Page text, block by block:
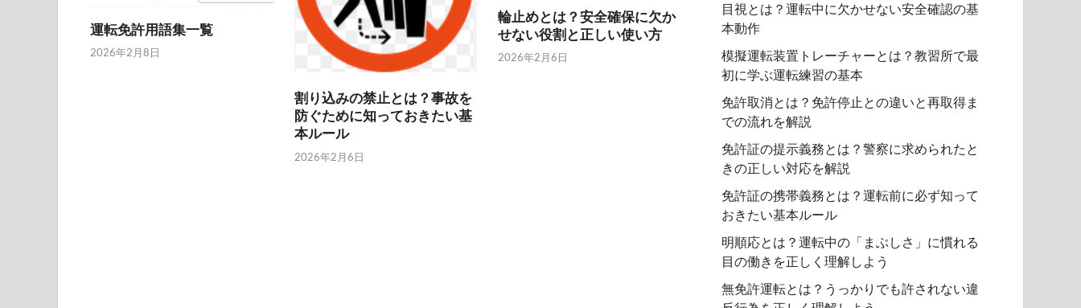
運転免許用語集一覧
2026年2月8日
割り込みの禁止とは？事故を
防ぐために知っておきたい基
本ルール
2026年2月6日
輪止めとは？安全確保に欠か
せない役割と正しい使い方
2026年2月6日
目視とは？運転中に欠かせない安全確認の基
本動作
模擬運転装置トレーチャーとは？教習所で最
初に学ぶ運転練習の基本
免許取消とは？免許停止との違いと再取得ま
での流れを解説
免許証の提示義務とは？警察に求められたと
きの正しい対応を解説
免許証の携帯義務とは？運転前に必ず知って
おきたい基本ルール
明順応とは？運転中の「まぶしさ」に慣れる
目の働きを正しく理解しよう
無免許運転とは？うっかりでも許されない違